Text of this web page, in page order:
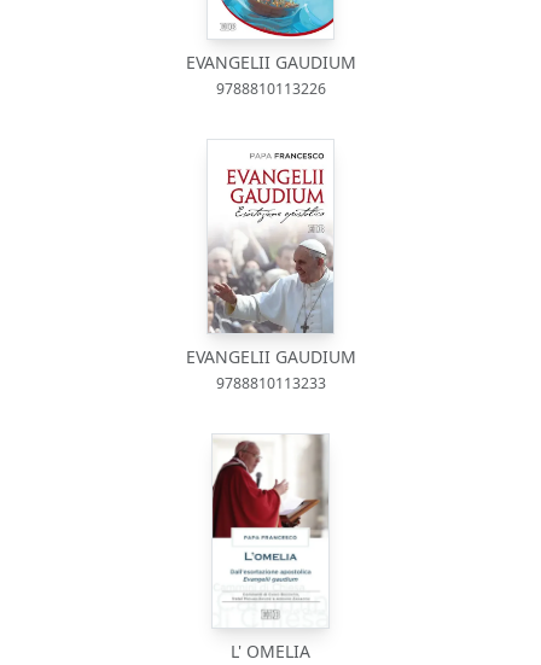
EVANGELII GAUDIUM
9788810113226
EVANGELII GAUDIUM
9788810113233
L' OMELIA